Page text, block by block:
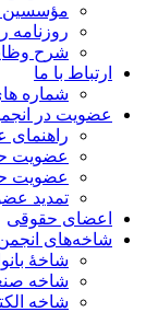
مؤسسین
روزنامه
شرح وظایف
ارتباط با ما
شماره
عضویت در انجمن
راهنمای
عضویت
عضویت
تمدید
اعضای حقوقی
شاخه‌های انجمن
شاخۀ
شاخه
شاخه‌